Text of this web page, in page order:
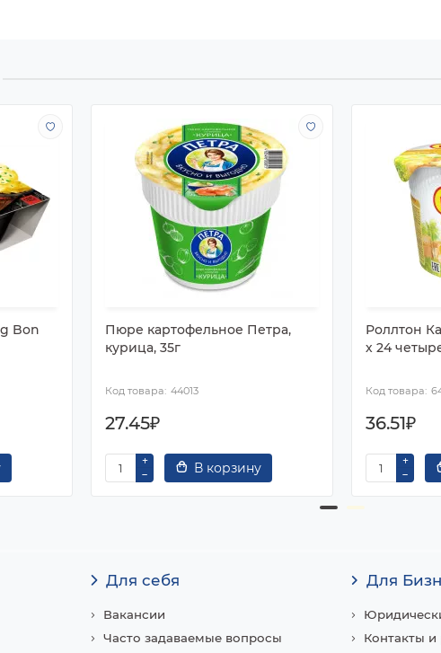
Bon
Пюре картофельное Петра,
курица, 35г
44013
27.45₽
В корзину
Роллтон
х 24
36.51₽
Для себя
Вакансии
Часто задаваемые вопросы
Для
Контакты и